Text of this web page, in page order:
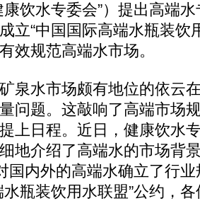
康饮水专委会”）提出高端
立“中国国际高端水瓶装饮
效规范高端水市场。
水市场颇有地位的依云
问题。这敲响了高端市场
上日程。近日，健康饮水
地介绍了高端水的市场背
国内外的高端水确立了行
水瓶装饮用水联盟”公约，